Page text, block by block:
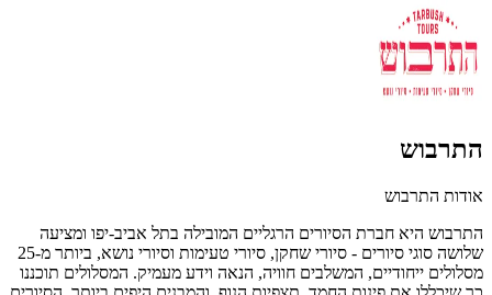
התרבוש
אודות התרבוש
התרבוש היא חברת הסיורים הרגליים המובילה בתל אביב-יפו ומציעה
שלושה סוגי סיורים - סיורי שחקן, סיורי טעימות וסיורי נושא, ביותר מ-25
מסלולים ייחודיים, המשלבים חוויה, הנאה וידע מעמיק. המסלולים תוכננו